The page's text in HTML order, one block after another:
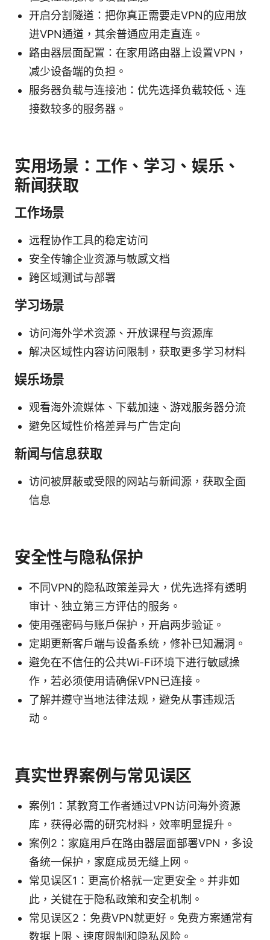
开启分割隧道：把你真正需要走VPN的应用放
进VPN通道，其余普通应用走直连。
路由器层面配置：在家用路由器上设置VPN，
减少设备端的负担。
服务器负载与连接池：优先选择负载较低、连
接数较多的服务器。
实用场景：工作、学习、娱乐、
新闻获取
工作场景
远程协作工具的稳定访问
安全传输企业资源与敏感文档
跨区域测试与部署
学习场景
访问海外学术资源、开放课程与资源库
解决区域性内容访问限制，获取更多学习材料
娱乐场景
观看海外流媒体、下载加速、游戏服务器分流
避免区域性价格差异与广告定向
新闻与信息获取
访问被屏蔽或受限的网站与新闻源，获取全面
信息
安全性与隐私保护
不同VPN的隐私政策差异大，优先选择有透明
审计、独立第三方评估的服务。
使用强密码与账户保护，开启两步验证。
定期更新客户端与设备系统，修补已知漏洞。
避免在不信任的公共Wi-Fi环境下进行敏感操
作，若必须使用请确保VPN已连接。
了解并遵守当地法律法规，避免从事违规活
动。
真实世界案例与常见误区
案例1：某教育工作者通过VPN访问海外资源
库，获得必需的研究材料，效率明显提升。
案例2：家庭用户在路由器层面部署VPN，多设
备统一保护，家庭成员无缝上网。
常见误区1：更高价格就一定更安全。并非如
此，关键在于隐私政策和安全机制。
常见误区2：免费VPN就更好。免费方案通常有
数据上限、速度限制和隐私风险。